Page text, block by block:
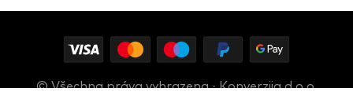
© Všechna práva vyhrazena · Konverzija d.o.o.